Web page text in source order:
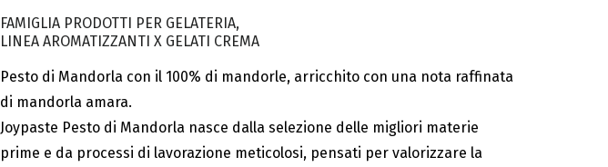
FAMIGLIA PRODOTTI PER GELATERIA
LINEA AROMATIZZANTI X GELATI CREMA
Pesto di Mandorla con il 100% di mandorle, arricchito con una nota raffinata
di mandorla amara.
Joypaste Pesto di Mandorla nasce dalla selezione delle migliori materie
prime e da processi di lavorazione meticolosi, pensati per valorizzare la